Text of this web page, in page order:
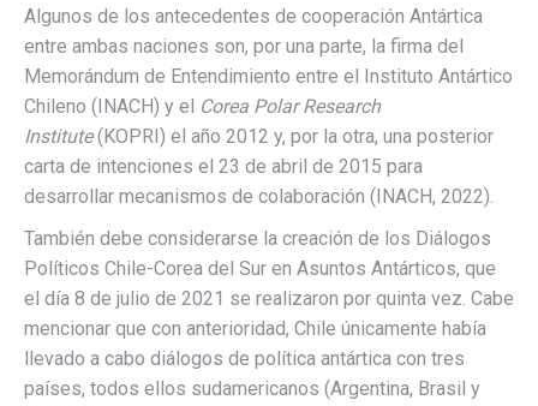
Algunos de los antecedentes de cooperación Antártica
entre ambas naciones son, por una parte, la firma del
Memorándum de Entendimiento entre el Instituto Antártico
Chileno (INACH) y el Corea Polar Research
Institute(KOPRI) el año 2012 y, por la otra, una posterior
carta de intenciones el 23 de abril de 2015 para
desarrollar mecanismos de colaboración (INACH, 2022).
También debe considerarse la creación de los Diálogos
Políticos Chile-Corea del Sur en Asuntos Antárticos, que
el día 8 de julio de 2021 se realizaron por quinta vez. Cabe
mencionar que con anterioridad, Chile únicamente había
llevado a cabo diálogos de política antártica con tres
países, todos ellos sudamericanos (Argentina, Brasil y